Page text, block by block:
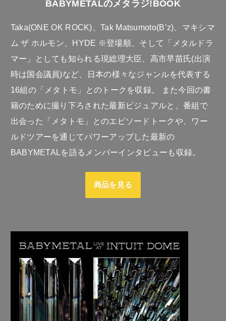
BABYMETALのメタラジ!BOOK
Taka(ONE OK ROCK)、Tak Matsumoto(B’z)、マキシマ
ム ザ ホルモン、HYDE ※登場順、そして「メタルドラ
マー」としても知られる現総理大臣、高市早苗氏(出演
時は国会議員)など、日本の様々なジャンルを代表する
16組の「メタトモ」とのトークを収録。 また今回の書
籍のために撮り下ろされた最新ビジュアルと、番組で
出会った「メタトモ」とのエピソードトークや、ワー
ルドツアーを通じてパワーアップした最新の
BABYMETALを語るメンバーインタビューも収録。
商品を見る